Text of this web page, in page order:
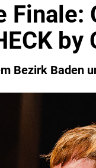
Finale:
Bezirk Baden